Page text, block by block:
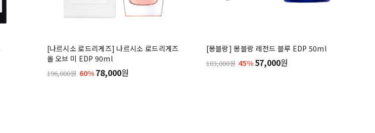
[나르시소 로드리게즈] 나르시소 로드리게즈
올 오브 미 EDP 90ml
196,000원 60% 78,000원
[몽블랑] 몽블랑 레전드 블루 EDP 50ml
103,000원 45% 57,000원